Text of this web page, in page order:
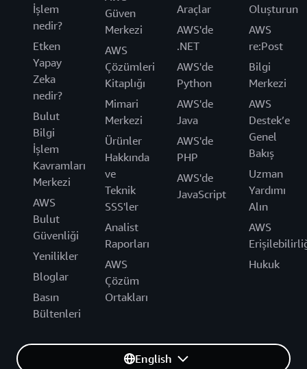
İşlem
nedir?
Etken
Yapay
Zeka
nedir?
Bulut
Bilgi
İşlem
Kavramları
Merkezi
AWS
Bulut
Güvenliği
Yenilikler
Bloglar
Basın
Bültenleri
Güven
Merkezi
AWS
Çözümleri
Kitaplığı
Mimari
Merkezi
Ürünler
Hakkında
ve
Teknik
SSS'ler
Analist
Raporları
AWS
Çözüm
Ortakları
Araçlar
AWS'de
.NET
AWS'de
Python
AWS'de
Java
AWS'de
PHP
AWS'de
JavaScript
Oluşturun
AWS
re:Post
Bilgi
Merkezi
AWS
Destek’e
Genel
Bakış
Uzman
Yardımı
Alın
AWS
Hukuk
English